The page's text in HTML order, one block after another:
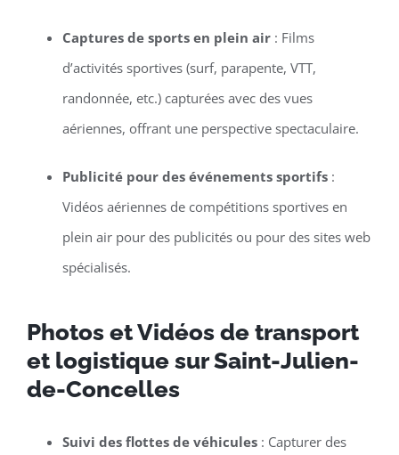
Captures de sports en plein air: Films
d’activités sportives (surf, parapente, VTT,
randonnée, etc.) capturées avec des vues
aériennes, offrant une perspective spectaculaire.
Publicité pour des événements sportifs:
Vidéos aériennes de compétitions sportives en
plein air pour des publicités ou pour des sites web
spécialisés.
Photos et Vidéos de transport
et logistique sur Saint-Julien-
de-Concelles
Suivi des flottes de véhicules: Capturer des